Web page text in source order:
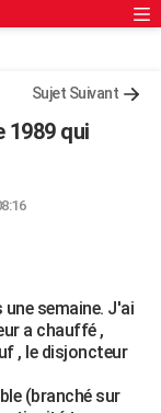
Sujet Suivant
qui
semaine. J'ai
a chauffé ,
, le disjoncteur
(branché sur